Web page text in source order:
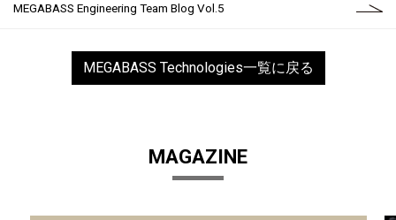
MEGABASS Engineering Team Blog Vol.5
MEGABASS Technologies一覧に戻る
MAGAZINE